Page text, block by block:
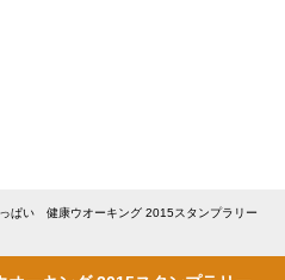
ぱい 健康ウオーキング 2015スタンプラリー